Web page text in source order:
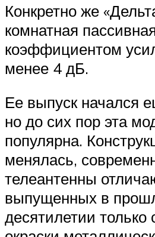
Конкретно же
комнатная
коэффициентом
менее 4 дБ.
Ее выпуск начался
но до сих пор эта
популярна.
менялась,
телеантенны
выпущенных в
десятилетии только